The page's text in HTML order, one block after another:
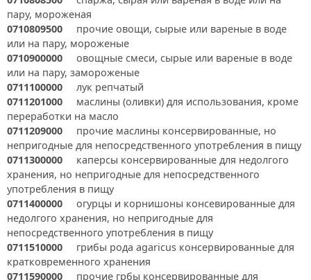
пару, мороженая
0710809500 прочие овощи, сырые или вареные в воде
или на пару, мороженые
0710900000 овощные смеси, сырые или вареные в воде
или на пару, замороженые
0711100000 лук репчатый
0711201000 маслины (оливки) для использования, кроме
переработки на масло
0711209000 прочие маслины консервированные, но
непригодные для непосредственного употребления в пищу
0711300000 каперсы консервированные для недолгого
хранения, но непригодные для непосредственного
употребления в пищу
0711400000 огурцы и корнишоны консевированные для
недолгого хранения, но непригодные для
непосредственного употребления в пищу
0711510000 грибы рода agaricus консервированные для
кратковременного хранения
0711590000 прочие грбы консервированные для